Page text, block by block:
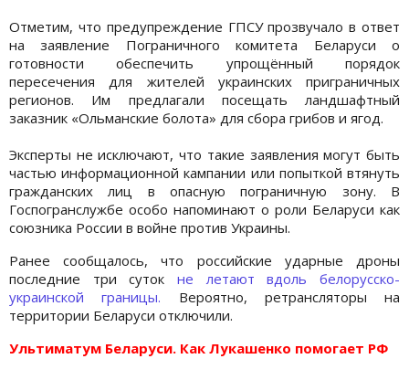
Отметим, что предупреждение ГПСУ прозвучало в ответ
на заявление Пограничного комитета Беларуси о
готовности обеспечить упрощённый порядок
пересечения для жителей украинских приграничных
регионов. Им предлагали посещать ландшафтный
заказник «Ольманские болота» для сбора грибов и ягод.
Эксперты не исключают, что такие заявления могут быть
частью информационной кампании или попыткой втянуть
гражданских лиц в опасную пограничную зону. В
Госпогранслужбе особо напоминают о роли Беларуси как
союзника России в войне против Украины.
Ранее сообщалось, что российские ударные дроны
последние три суток не летают вдоль белорусско-
украинской границы. Вероятно, ретрансляторы на
территории Беларуси отключили.
Ультиматум Беларуси. Как Лукашенко помогает РФ